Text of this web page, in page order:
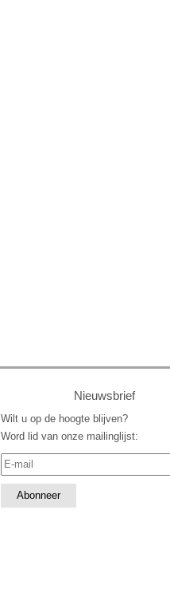
Nieuwsbrief
Wilt u op de hoogte blijven?
Word lid van onze mailinglijst: